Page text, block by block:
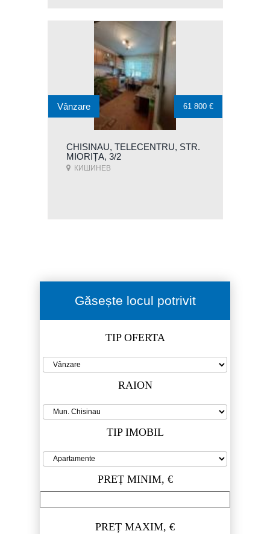
CHISINAU, TELECENTRU, STR.
MIORIȚA, 3/2
КИШИНЕВ
Vânzare 61 800 €
Găsește locul potrivit
TIP OFERTA
RAION
TIP IMOBIL
PREȚ MINIM, €
PREȚ MAXIM, €